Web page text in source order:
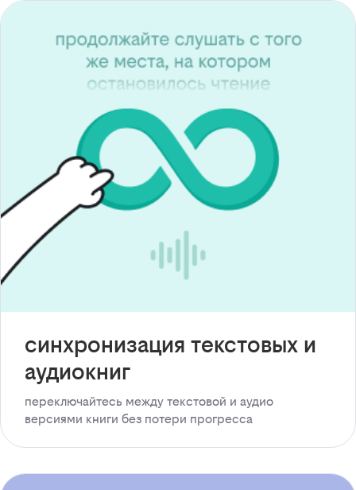
синхронизация текстовых и
аудиокниг
переключайтесь между текстовой и аудио
версиями книги без потери прогресса